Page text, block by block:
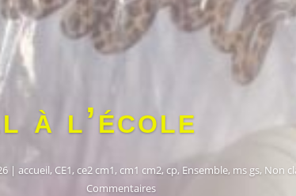
à l’école
| accueil, CE1, ce2 cm1, cm1 cm2, cp, Ensemble, ms gs, Non
Commentaires